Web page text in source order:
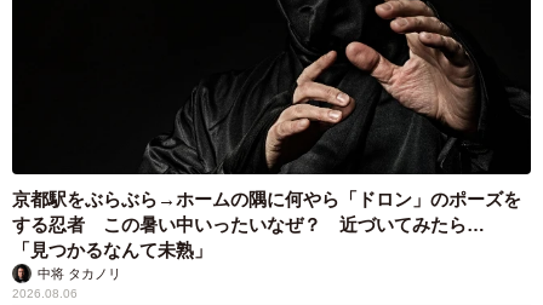
京都駅をぶらぶら→ホームの隅に何やら「ドロン」のポーズを
する忍者 この暑い中いったいなぜ？ 近づいてみたら…
「見つかるなんて未熟」
中将 タカノリ
2026.08.06